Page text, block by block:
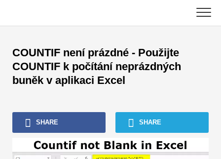
content
Návody k účetnictví
Výukové programy pro správu majetku
Excel, VBA a Power BI
Výukové programy pro investiční bankovnictví
COUNTIF není prázdné - Použijte
COUNTIF k počítání neprázdných
buněk v aplikaci Excel
SHARE SHARE